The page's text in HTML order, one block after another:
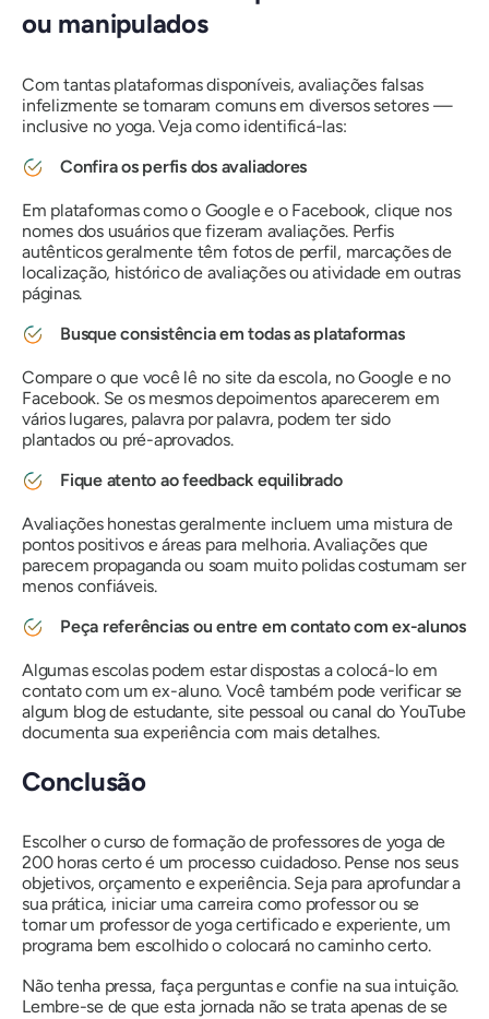
ou manipulados
Com tantas plataformas disponíveis, avaliações falsas
infelizmente se tornaram comuns em diversos setores —
inclusive no yoga. Veja como identificá-las:
Confira os perfis dos avaliadores
Em plataformas como o Google e o Facebook, clique nos
nomes dos usuários que fizeram avaliações. Perfis
autênticos geralmente têm fotos de perfil, marcações de
localização, histórico de avaliações ou atividade em outras
páginas.
Busque consistência em todas as plataformas
Compare o que você lê no site da escola, no Google e no
Facebook. Se os mesmos depoimentos aparecerem em
vários lugares, palavra por palavra, podem ter sido
plantados ou pré-aprovados.
Fique atento ao feedback equilibrado
Avaliações honestas geralmente incluem uma mistura de
pontos positivos e áreas para melhoria. Avaliações que
parecem propaganda ou soam muito polidas costumam ser
menos confiáveis.
Peça referências ou entre em contato com ex-alunos
Algumas escolas podem estar dispostas a colocá-lo em
contato com um ex-aluno. Você também pode verificar se
algum blog de estudante, site pessoal ou canal do YouTube
documenta sua experiência com mais detalhes.
Conclusão
Escolher o curso de formação de professores de yoga de
200 horas certo é um processo cuidadoso. Pense nos seus
objetivos, orçamento e experiência. Seja para aprofundar a
sua prática, iniciar uma carreira como professor ou se
tornar um professor de yoga certificado e experiente, um
programa bem escolhido o colocará no caminho certo.
Não tenha pressa, faça perguntas e confie na sua intuição.
Lembre-se de que esta jornada não se trata apenas de se